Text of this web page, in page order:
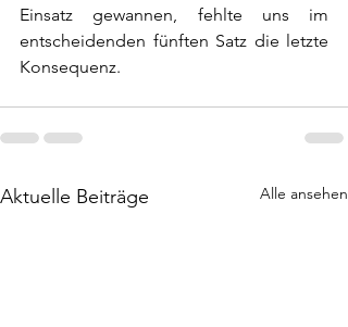
Einsatz gewannen, fehlte uns im
entscheidenden fünften Satz die letzte
Konsequenz.
Aktuelle Beiträge Alle ansehen